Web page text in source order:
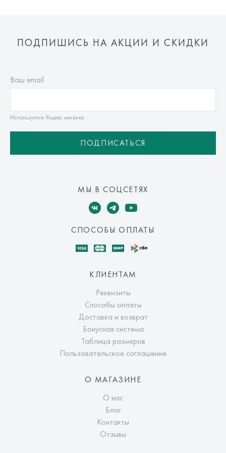
ПОДПИШИСЬ НА АКЦИИ И СКИДКИ
Ваш email
Используется Яндекс метрика
ПОДПИСАТЬСЯ
МЫ В СОЦСЕТЯХ
СПОСОБЫ ОПЛАТЫ
КЛИЕНТАМ
Реквизиты
Способы оплаты
Доставка и возврат
Бонусная система
Таблица размеров
Пользовательское соглашение
О МАГАЗИНЕ
О нас
Блог
Контакты
Отзывы